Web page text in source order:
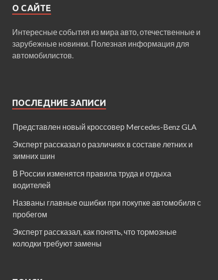
О САЙТЕ
Интересные события из мира авто, отечественные и
зарубежные новинки. Полезная информация для
автомобилистов.
ПОСЛЕДНИЕ ЗАПИСИ
Представлен новый кроссовер Mercedes-Benz GLA
Эксперт рассказал о различиях в составе летних и
зимних шин
В России изменятся правила труда и отдыха
водителей
Названы главные ошибки при покупке автомобиля с
пробегом
Эксперт рассказал, как понять, что тормозные
колодки требуют замены